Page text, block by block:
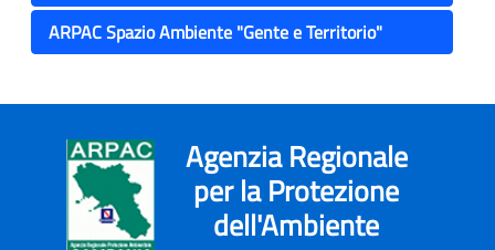
ARPAC Spazio Ambiente "Gente e Territorio"
Agenzia Regionale
per la Protezione
dell'Ambiente